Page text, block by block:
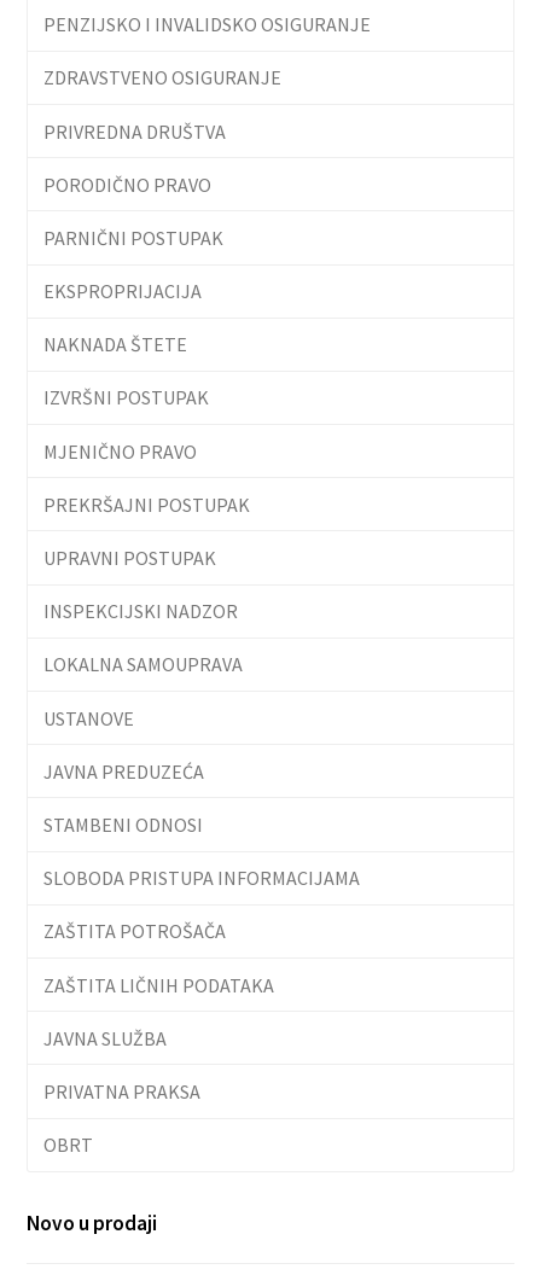
PENZIJSKO I INVALIDSKO OSIGURANJE
ZDRAVSTVENO OSIGURANJE
PRIVREDNA DRUŠTVA
PORODIČNO PRAVO
PARNIČNI POSTUPAK
EKSPROPRIJACIJA
NAKNADA ŠTETE
IZVRŠNI POSTUPAK
MJENIČNO PRAVO
PREKRŠAJNI POSTUPAK
UPRAVNI POSTUPAK
INSPEKCIJSKI NADZOR
LOKALNA SAMOUPRAVA
USTANOVE
JAVNA PREDUZEĆA
STAMBENI ODNOSI
SLOBODA PRISTUPA INFORMACIJAMA
ZAŠTITA POTROŠAČA
ZAŠTITA LIČNIH PODATAKA
JAVNA SLUŽBA
PRIVATNA PRAKSA
OBRT
Novo u prodaji